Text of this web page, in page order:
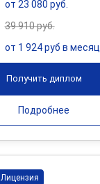
от 23 080 руб.
39 910 руб.
от 1 924 руб в месяц
Получить диплом
Подробнее
Лицензия